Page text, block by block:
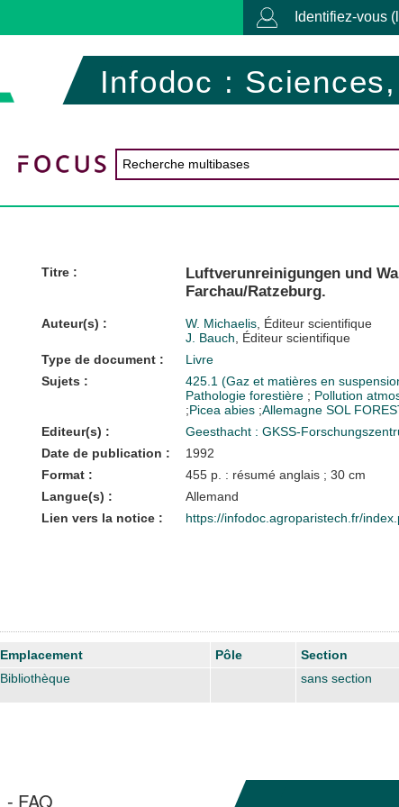
Identifiez-vous
Infodoc :
Titre :
Luftverunreinigungen und
Farchau/Ratzeburg.
Auteur(s) : W. Michaelis, Éditeur scientifique
J. Bauch , Éditeur scientifique
Type de document :
Livre
Sujets :
425.1 (Gaz et matières en
Pathologie forestière ; Pollution
;Picea abies ;Allemagne SOL
Editeur(s) :
Geesthacht : GKSS-
Date de publication :
1992
Format :
455 p. : résumé anglais ; 30 cm
Langue(s) :
Allemand
Lien vers la notice :
https://infodoc.agroparistech.fr/
Emplacement Pôle Section
Bibliothèque sans section
FAQ